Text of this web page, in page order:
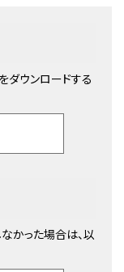
ダウンロードする
かった場合は、以